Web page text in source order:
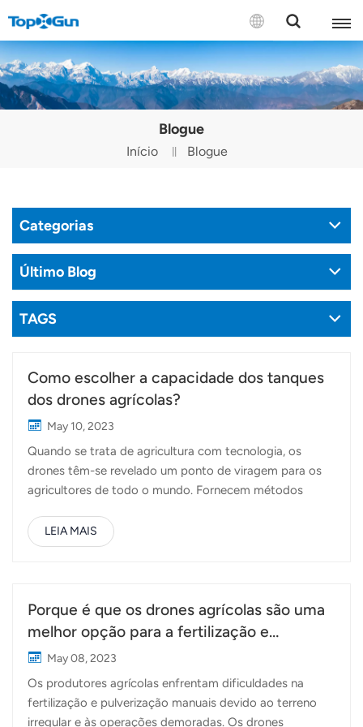
CONTACTE-NOS
English
Português(Portugal)
Português(Brasil)
Blogue
Início Blogue
Categorias
Último Blog
TAGS
Como escolher a capacidade dos tanques
dos drones agrícolas?
May 10, 2023
Quando se trata de agricultura com tecnologia, os
drones têm-se revelado um ponto de viragem para os
agricultores de todo o mundo. Fornecem métodos
culturas, pulverização de pesticidas e fertilização de
campos. Um aspeto importante da operação do drone
os produtos químicos e outras substâncias necessárias
para realizar diversas tarefas na exploração. Neste
sua importância nas operações com drones agrícolas. O
tanque é utilizado para transportar os materiais que
serão utilizados para pulverização ou fertilização. Estes
materiais podem incluir pesticidas, herbicidas,
LEIA MAIS
Porque é que os drones agrícolas são uma
melhor opção para a fertilização e
pulverização do que o trabalho manual
May 08, 2023
Os produtores agrícolas enfrentam dificuldades na
fertilização e pulverização manuais devido ao terreno
irregular e às operações demoradas. Os drones